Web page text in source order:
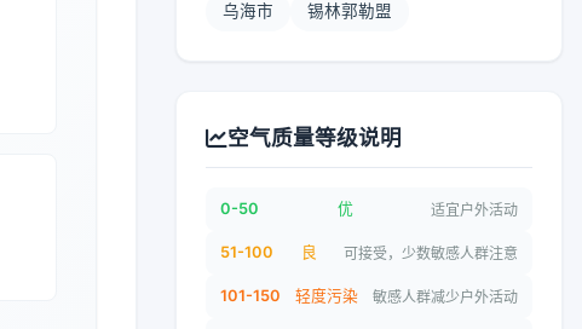
乌海市 锡林郭勒盟
空气质量等级说明
0-50 优 适宜户外活动
51-100 良 可接受，少数敏感人群注意
101-150 轻度污染 敏感人群减少户外活动